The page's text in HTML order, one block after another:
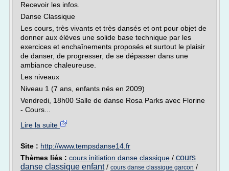
Recevoir les infos.
Danse Classique
Les cours, très vivants et très dansés et ont pour objet de
donner aux élèves une solide base technique par les
exercices et enchaînements proposés et surtout le plaisir
de danser, de progresser, de se dépasser dans une
ambiance chaleureuse.
Les niveaux
Niveau 1 (7 ans, enfants nés en 2009)
Vendredi, 18h00 Salle de danse Rosa Parks avec Florine
- Cours...
Lire la suite
Site : http://www.tempsdanse14.fr
Thèmes liés : cours initiation danse classique / cours
danse classique enfant/ cours danse classique garcon /